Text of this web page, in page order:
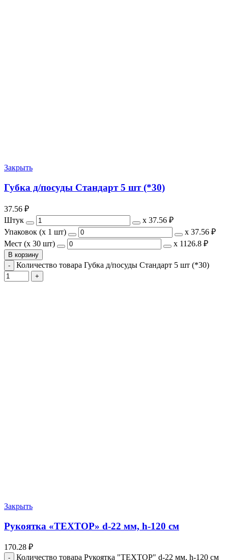
Закрыть
Губка д/посуды Стандарт 5 шт (*30)
37.56 ₽
Штук
х 37.56 ₽
Упаковок (x 1 шт)
х 37.56 ₽
Мест (x 30 шт)
х 1126.8 ₽
В корзину
Количество товара Губка д/посуды Стандарт 5 шт (*30)
Закрыть
Рукоятка «ТЕХТОР» d-22 мм, h-120 см
170.28 ₽
Количество товара Рукоятка "ТЕХТОР" d-22 мм, h-120 см